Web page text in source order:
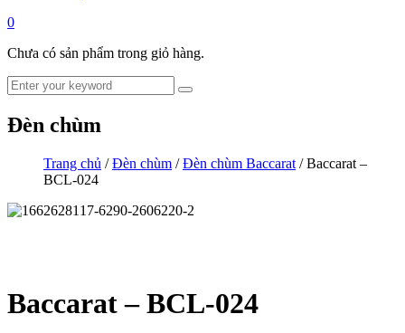
0
Chưa có sản phẩm trong giỏ hàng.
Đèn chùm
Trang chủ /Đèn chùm /Đèn chùm Baccarat / Baccarat –
BCL-024
Baccarat – BCL-024